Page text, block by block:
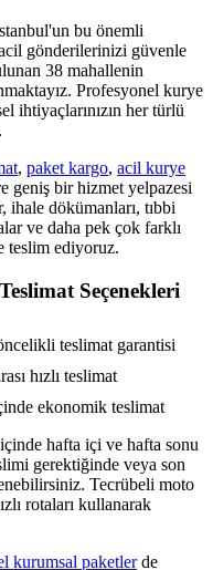
bu önemli
gönderilerinizi güvenle
38 mahallenin
Profesyonel kurye
ihtiyaçlarınızın her türlü
, paket kargo, acil kurye
geniş bir hizmet yelpazesi
ihale dökümanları, tıbbi
ve daha pek çok farklı
teslim ediyoruz.
Seçenekleri
teslimat garantisi
hızlı teslimat
ekonomik teslimat
içinde hafta içi ve hafta sonu
gerektiğinde veya son
Tecrübeli moto
rotaları kullanarak
kurumsal paketlerde